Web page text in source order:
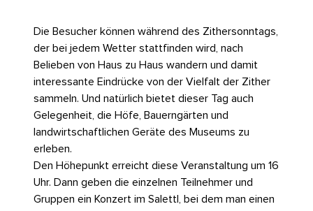
Die Besucher können während des Zithersonntags,
der bei jedem Wetter stattfinden wird, nach
Belieben von Haus zu Haus wandern und damit
interessante Eindrücke von der Vielfalt der Zither
sammeln. Und natürlich bietet dieser Tag auch
Gelegenheit, die Höfe, Bauerngärten und
landwirtschaftlichen Geräte des Museums zu
erleben.
Den Höhepunkt erreicht diese Veranstaltung um 16
Uhr. Dann geben die einzelnen Teilnehmer und
Gruppen ein Konzert im Salettl, bei dem man einen